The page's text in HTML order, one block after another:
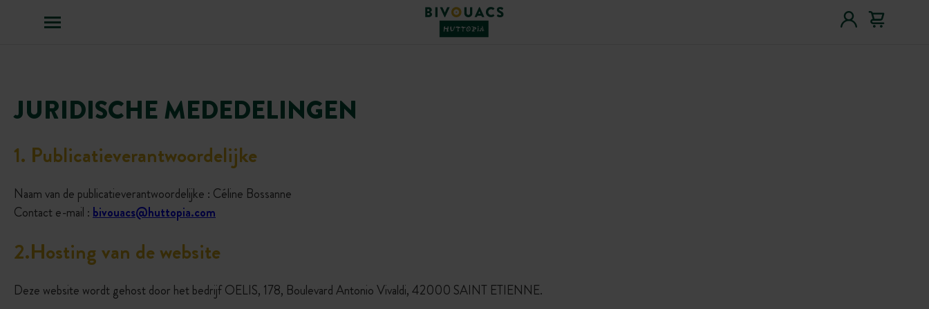
Menu
JURIDISCHE MEDEDELINGEN
1. Publicatieverantwoordelijke
Naam van de publicatieverantwoordelijke : Céline Bossanne
Contact e-mail : bivouacs@huttopia.com
2.Hosting van de website
Deze website wordt gehost door het bedrijf OELIS, 178, Boulevard Antonio Vivaldi, 42000 SAINT ETIENNE.